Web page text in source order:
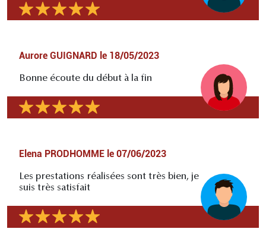
Aurore GUIGNARD le 18/05/2023
Bonne écoute du début à la fin
Elena PRODHOMME le 07/06/2023
Les prestations réalisées sont très bien, je
suis très satisfait